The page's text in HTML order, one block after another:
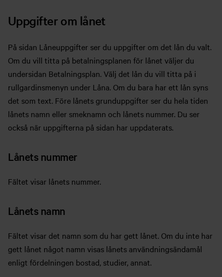
Uppgifter om lånet
På sidan Låneuppgifter ser du uppgifter om det lån du valt.
Om du vill titta på betalningsplanen för lånet väljer du
undersidan Betalningsplan. Välj det lån du vill titta på i
rullgardinsmenyn under Låna. Om du bara har ett lån syns
det som text. Före lånets grunduppgifter ser du hela tiden
lånets namn eller smeknamn och lånets nummer. Du ser
också när uppgifterna på sidan har uppdaterats.
Lånets nummer
Fältet visar lånets nummer.
Lånets namn
Fältet visar det namn som du har gett lånet. Om du inte har
gett lånet något namn visas lånets användningsändamål
enligt fördelningen bostad, studier, annat.